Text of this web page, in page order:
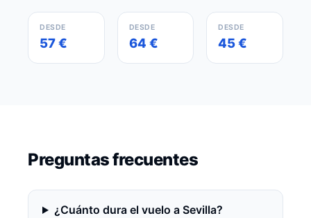
DESDE
57 €
DESDE
64 €
DESDE
45 €
Preguntas frecuentes
¿Cuánto dura el vuelo a Sevilla?